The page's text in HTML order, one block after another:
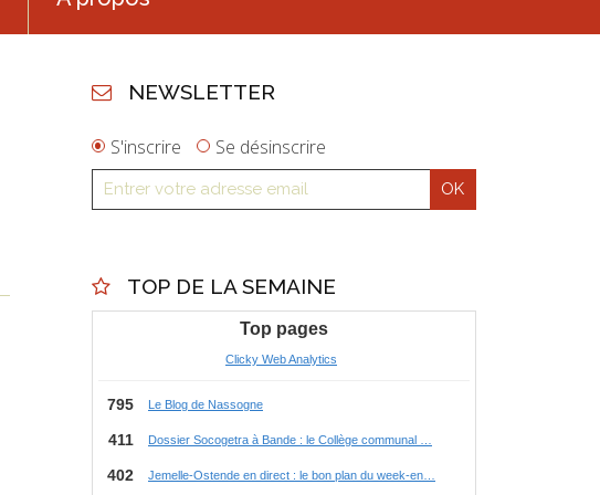
NEWSLETTER
S'inscrire Se désinscrire
TOP DE LA SEMAINE